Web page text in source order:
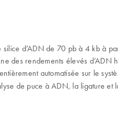
d’ADN de 70 pb à 4 kb à
des rendements élevés d’ADN
automatisée sur le
de puce à ADN, la ligature et